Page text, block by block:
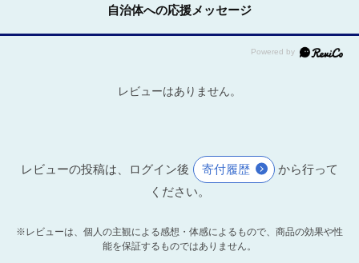
自治体への応援メッセージ
レビューはありません。
レビューの投稿は、ログイン後 寄付履歴
から行って
ください。
※レビューは、個人の主観による感想・体感によるもので、商品の効果や性
能を保証するものではありません。